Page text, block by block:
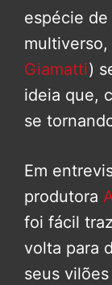
espécie
Giamatti)
ideia que,
se
Em
produtora
foi fácil
volta para
seus vilões